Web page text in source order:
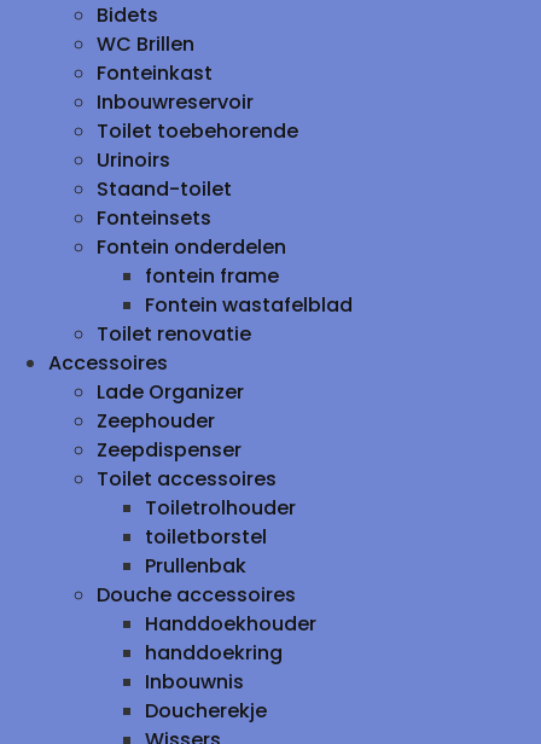
Bidets
WC Brillen
Fonteinkast
Inbouwreservoir
Toilet toebehorende
Urinoirs
Staand-toilet
Fonteinsets
Fontein onderdelen
fontein frame
Fontein wastafelblad
Toilet renovatie
Accessoires
Lade Organizer
Zeephouder
Zeepdispenser
Toilet accessoires
Toiletrolhouder
toiletborstel
Prullenbak
Douche accessoires
Handdoekhouder
handdoekring
Inbouwnis
Doucherekje